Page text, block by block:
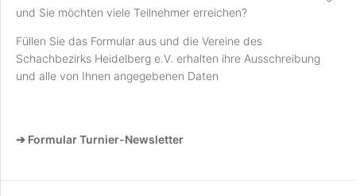
und Sie möchten viele Teilnehmer erreichen?
Füllen Sie das Formular aus und die Vereine des
Schachbezirks Heidelberg e.V. erhalten ihre Ausschreibung
und alle von Ihnen angegebenen Daten
➔ Formular Turnier-Newsletter